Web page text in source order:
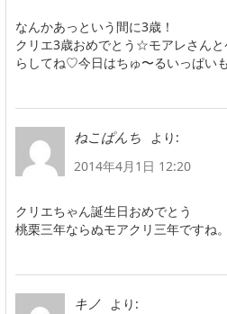
なんかあっという間に3歳！
クリエ3歳おめでとう☆モアレさん
らしてね♡今日はちゅ〜るいっぱい
ねこぱんち
より:
2014年4月1日 12:20
クリエちゃん誕生日おめでとう
桃栗三年ならぬモアクリ三年ですね。
キノ
より: